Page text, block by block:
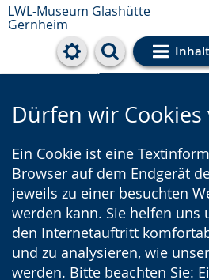
LWL-Museum Glashütte
Gernheim
Cookie-
Dürfen wir
Ein Cookie ist eine
Browser auf dem Endgerät
jeweils zu einer besuchten
werden kann. Sie helfen uns
den Internetauftritt
und zu analysieren, wie
werden. Bitte beachten Sie: